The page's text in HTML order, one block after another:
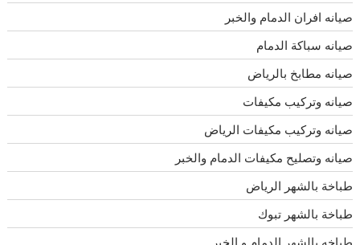
صيانه افران الدمام والخبر
صيانه سباكة الدمام
صيانه مطابخ بالرياض
صيانه وتركيب مكيفات
صيانه وتركيب مكيفات الرياض
صيانه وتصليح مكيفات الدمام والخبر
طباخة بالشهر الرياض
طباخة بالشهر تبوك
طباخه بالشهر الدمام و الخبر